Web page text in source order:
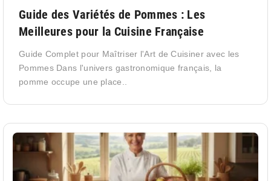
Guide des Variétés de Pommes : Les
Meilleures pour la Cuisine Française
Guide Complet pour Maîtriser l'Art de Cuisiner avec les
Pommes Dans l'univers gastronomique français, la
pomme occupe une place..